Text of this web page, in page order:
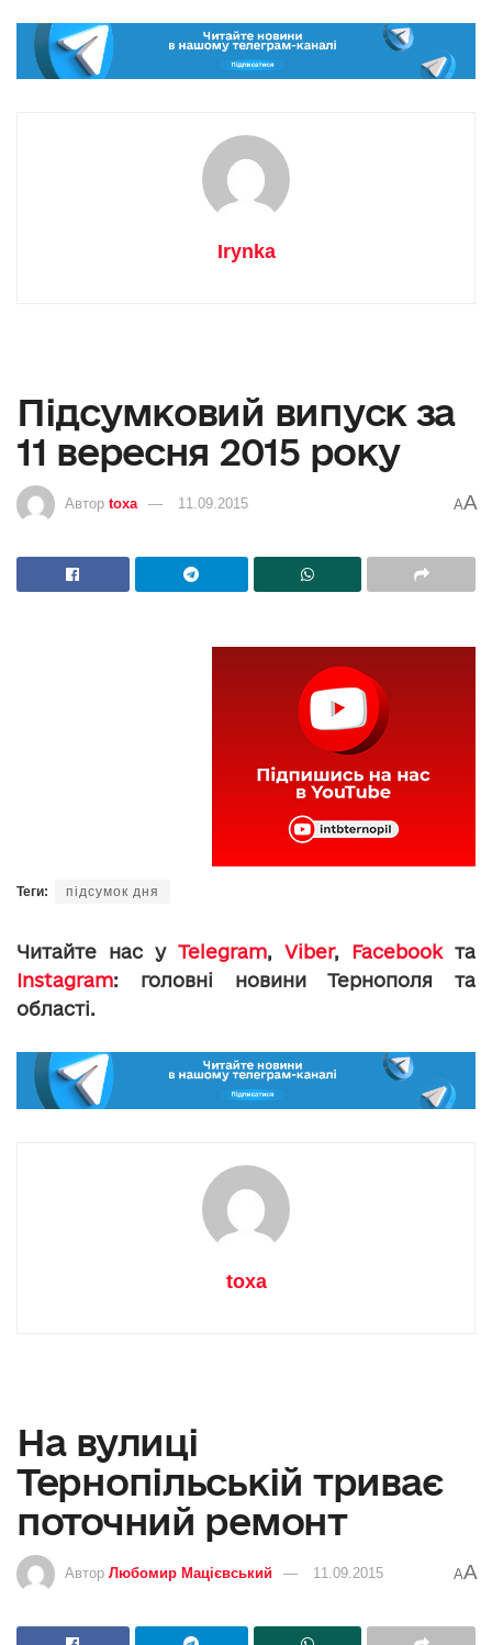
Irynka
Підсумковий випуск за
11 вересня 2015 року
Автор toxa 11.09.2015 AA
Теги: підсумок дня
Читайте нас у Telegram, Viber, Facebookта
Instagram: головні новини Тернополя та
області.
toxa
На вулиці
Тернопільській триває
поточний ремонт
Автор Любомир Мацієвський 11.09.2015 AA